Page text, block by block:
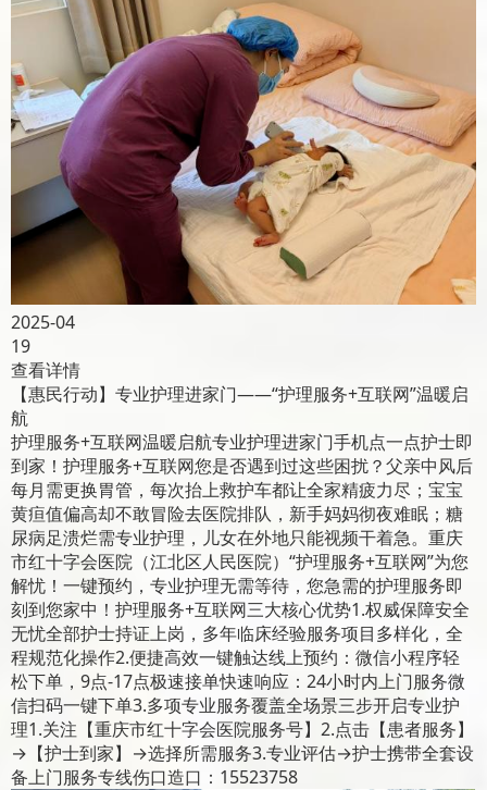
2025-04
19
查看详情
【惠民行动】专业护理进家门——“护理服务+互联网”温暖启
航
护理服务+互联网温暖启航专业护理进家门手机点一点护士即
到家！护理服务+互联网您是否遇到过这些困扰？父亲中风后
每月需更换胃管，每次抬上救护车都让全家精疲力尽；宝宝
黄疸值偏高却不敢冒险去医院排队，新手妈妈彻夜难眠；糖
尿病足溃烂需专业护理，儿女在外地只能视频干着急。重庆
市红十字会医院（江北区人民医院）“护理服务+互联网”为您
解忧！一键预约，专业护理无需等待，您急需的护理服务即
刻到您家中！护理服务+互联网三大核心优势1.权威保障安全
无忧全部护士持证上岗，多年临床经验服务项目多样化，全
程规范化操作2.便捷高效一键触达线上预约：微信小程序轻
松下单，9点-17点极速接单快速响应：24小时内上门服务微
信扫码一键下单3.多项专业服务覆盖全场景三步开启专业护
理1.关注【重庆市红十字会医院服务号】2.点击【患者服务】
→【护士到家】→选择所需服务3.专业评估→护士携带全套设
备上门服务专线伤口造口：15523758